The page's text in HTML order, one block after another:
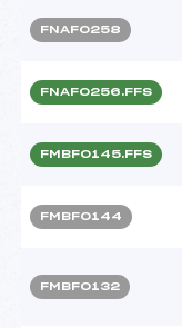
FNAF0258
FNAF0256.FFS
FMBF0145.FFS
FMBF0144
FMBF0132